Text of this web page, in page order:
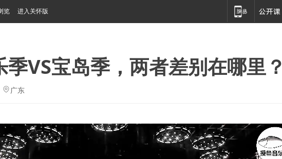
览 进入关怀版
VS宝岛季，两者差别在哪里？
广东